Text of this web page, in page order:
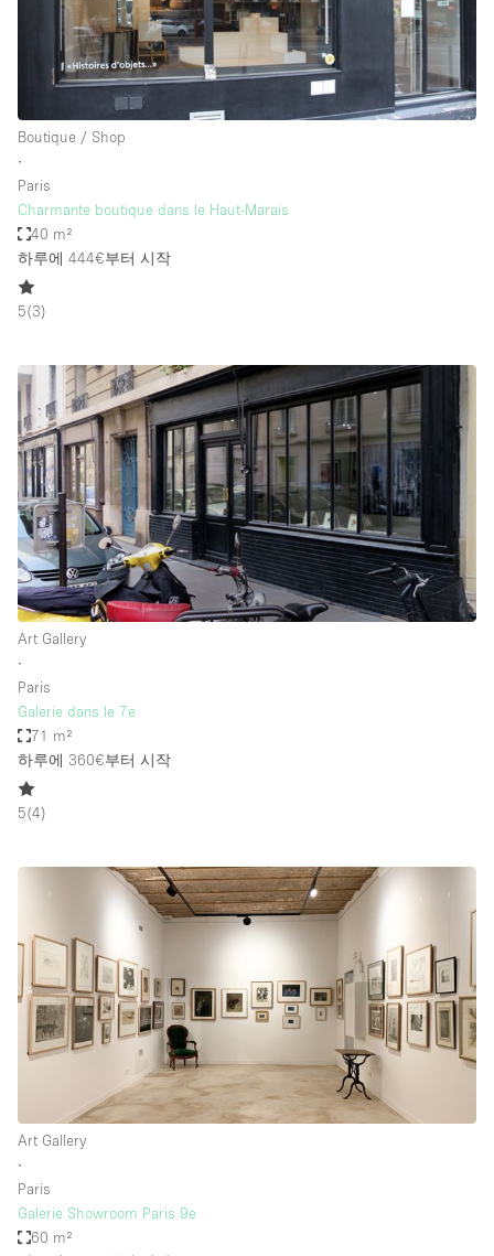
Boutique / Shop
∙
Paris
Charmante boutique dans le Haut-Marais
40 m²
하루에 444€부터 시작
5(3)
Art Gallery
∙
Paris
Galerie dans le 7e
71 m²
하루에 360€부터 시작
5(4)
Art Gallery
∙
Paris
Galerie Showroom Paris 9e
60 m²